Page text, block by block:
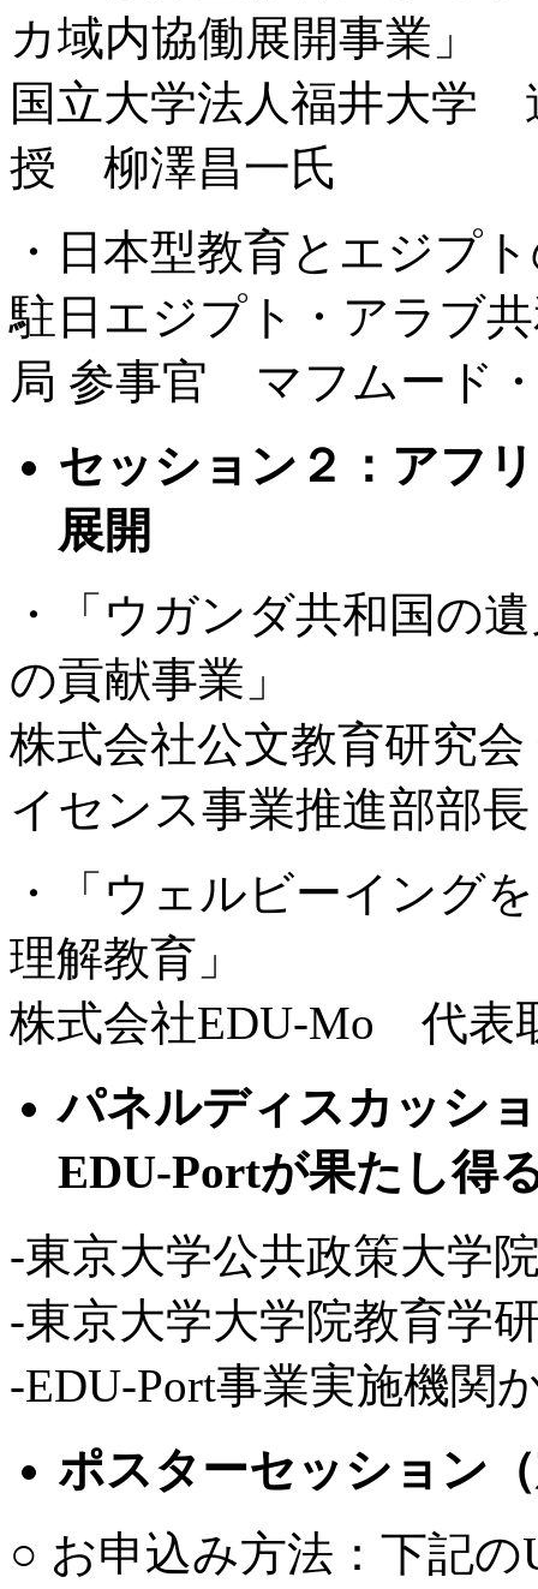
カ域内協働展開事業」
国立大学法人福井大学
授 柳澤昌一氏
・日本型教育とエジプ
駐日エジプト・アラブ
局 参事官 マフムード
セッション２：アフ
展開
・「ウガンダ共和国の
の貢献事業」
株式会社公文教育研究
イセンス事業推進部部
・「ウェルビーイング
理解教育」
株式会社EDU-Mo 代
パネルディスカッシ
EDU-Portが果たし得
-東京大学公共政策大学
-東京大学大学院教育学
-EDU-Port事業実施機関
ポスターセッション
○ お申込み方法：下記